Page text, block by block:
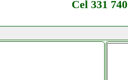
Cel 331